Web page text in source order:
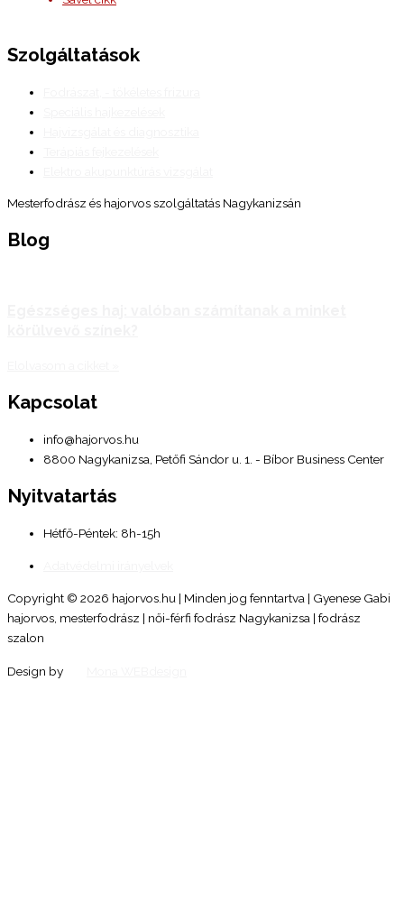
Szolgáltatások
Mesterfodrász és hajorvos szolgáltatás Nagykanizsán
Blog
Kapcsolat
info@hajorvos.hu
8800 Nagykanizsa, Petőfi Sándor u. 1. - Bíbor Business Center
Nyitvatartás
Hétfő-Péntek: 8h-15h
Copyright © 2026 hajorvos.hu | Minden jog fenntartva | Gyenese Gabi
hajorvos, mesterfodrász | női-férfi fodrász Nagykanizsa | fodrász
szalon
Design by